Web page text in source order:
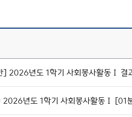
] 2026년도 1학기 사회봉사활동Ⅰ 결
년도 1학기 사회봉사활동Ⅰ [01